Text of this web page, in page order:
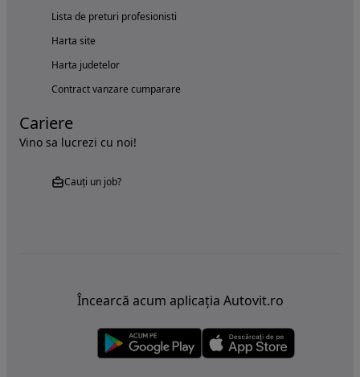
Lista de preturi profesionisti
Harta site
Harta judetelor
Contract vanzare cumparare
Cariere
Vino sa lucrezi cu noi!
Cauți un job?
Încearcă acum aplicația Autovit.ro